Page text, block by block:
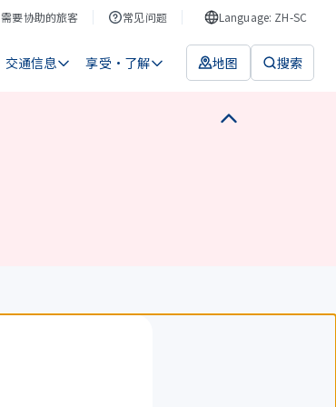
需要协助的旅客 常见问题 Language: ZH-SC
交通信息 享受・了解 地图 搜索